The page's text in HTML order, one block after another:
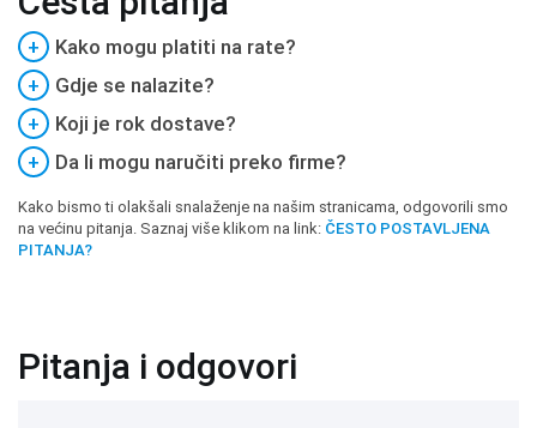
+
Kako mogu platiti na rate?
+
Gdje se nalazite?
+
Koji je rok dostave?
+
Da li mogu naručiti preko firme?
Kako bismo ti olakšali snalaženje na našim stranicama, odgovorili smo
na većinu pitanja. Saznaj više klikom na link: ČESTO POSTAVLJENA
PITANJA?
Pitanja i odgovori